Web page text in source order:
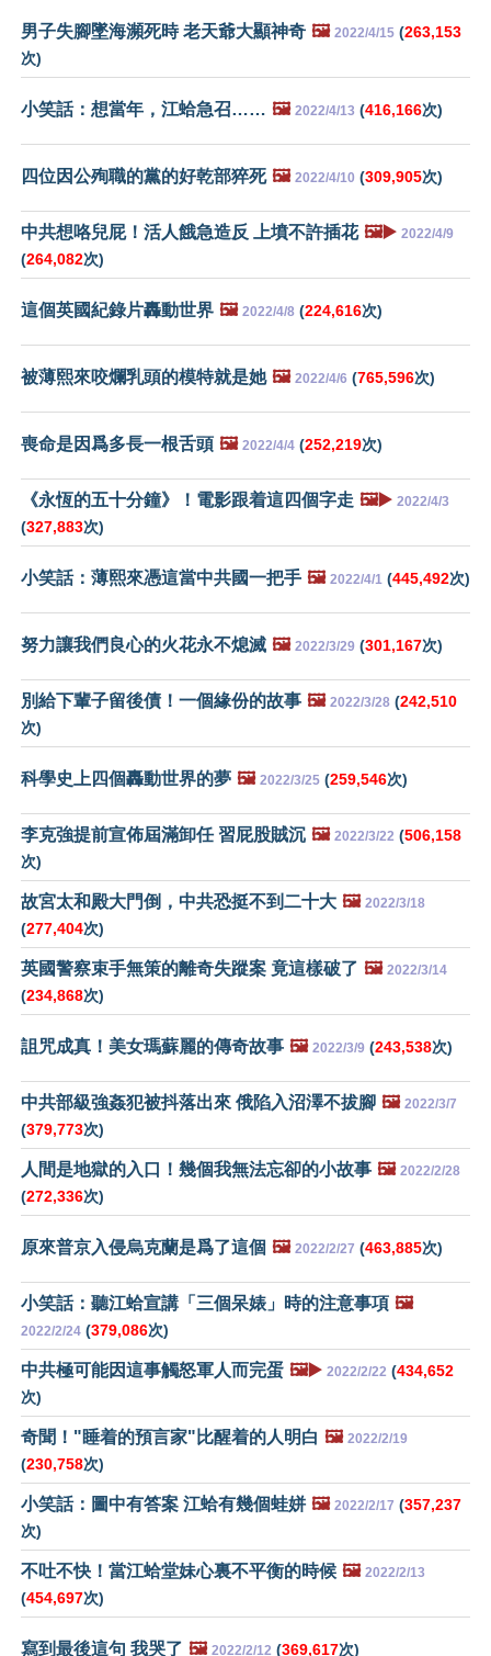
男子失腳墜海瀕死時 老天爺大顯神奇 🖼️ 2022/4/15 (263,153
次)
小笑話：想當年，江蛤急召…… 🖼️ 2022/4/13 (416,166次)
四位因公殉職的黨的好乾部猝死 🖼️ 2022/4/10 (309,905次)
中共想咯兒屁！活人餓急造反 上墳不許插花 🖼️▶️ 2022/4/9
(264,082次)
這個英國紀錄片轟動世界 🖼️ 2022/4/8 (224,616次)
被薄熙來咬爛乳頭的模特就是她 🖼️ 2022/4/6 (765,596次)
喪命是因爲多長一根舌頭 🖼️ 2022/4/4 (252,219次)
《永恆的五十分鐘》！電影跟着這四個字走 🖼️▶️ 2022/4/3
(327,883次)
小笑話：薄熙來憑這當中共國一把手 🖼️ 2022/4/1 (445,492次)
努力讓我們良心的火花永不熄滅 🖼️ 2022/3/29 (301,167次)
別給下輩子留後債！一個緣份的故事 🖼️ 2022/3/28 (242,510
次)
科學史上四個轟動世界的夢 🖼️ 2022/3/25 (259,546次)
李克強提前宣佈屆滿卸任 習屁股賊沉 🖼️ 2022/3/22 (506,158
次)
故宮太和殿大門倒，中共恐挺不到二十大 🖼️ 2022/3/18
(277,404次)
英國警察束手無策的離奇失蹤案 竟這樣破了 🖼️ 2022/3/14
(234,868次)
詛咒成真！美女瑪蘇麗的傳奇故事 🖼️ 2022/3/9 (243,538次)
中共部級強姦犯被抖落出來 俄陷入沼澤不拔腳 🖼️ 2022/3/7
(379,773次)
人間是地獄的入口！幾個我無法忘卻的小故事 🖼️ 2022/2/28
(272,336次)
原來普京入侵烏克蘭是爲了這個 🖼️ 2022/2/27 (463,885次)
小笑話：聽江蛤宣講「三個呆婊」時的注意事項 🖼️
2022/2/24 (379,086次)
中共極可能因這事觸怒軍人而完蛋 🖼️▶️ 2022/2/22 (434,652
次)
奇聞！"睡着的預言家"比醒着的人明白 🖼️ 2022/2/19
(230,758次)
小笑話：圖中有答案 江蛤有幾個蛙姘 🖼️ 2022/2/17 (357,237
次)
不吐不快！當江蛤堂妹心裏不平衡的時候 🖼️ 2022/2/13
(454,697次)
寫到最後這句 我哭了 🖼️ 2022/2/12 (369,617次)